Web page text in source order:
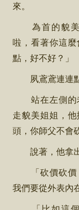
來。
為首的貌美
啦，看著你這
點，好不好？」
夙鳶鳶連連點
站在左側的
走貌美姐姐，
頭，你師父不會
說著，他拿出
「砍價砍價
我們要從外表內